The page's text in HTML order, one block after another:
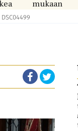
mukaan
DSC04499